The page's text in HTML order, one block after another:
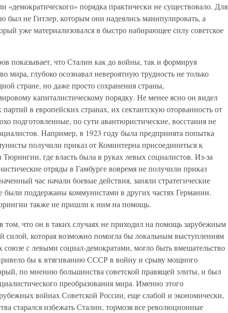
«демократического» порядка практически не существовало. Для
был не Гитлер, которым они надеялись манипулировать, а
уже материализовался в быстро набирающее силу советское
показывает, что Сталин как до войны, так и формируя
мира, глубоко осознавал невероятную трудность не только
стране, но даже просто сохранения страны,
капиталистическому порядку. Не менее ясно он видел
в европейских странах, их сектантскую оторванность от
подготовленные, по сути авантюристические, восстания не
Например, в 1923 году была предпринята попытка
получили приказ от Коминтерна присоединиться к
где власть была в руках левых социалистов. Из-за
отряды в Гамбурге вовремя не получили приказ
час начали боевые действия, заняли стратегические
были поддержаны коммунистами в других частях Германии.
также не пришли к ним на помощь.
том, что он в таких случаях не приходил на помощь зарубежным
силой, которая возможно помогла бы локальным выступлениям
с левыми социал-демократами, могло быть вмешательство
бы к втягиванию СССР в войну и срыву мощного
по мнению большинства советской правящей элиты, и был
преобразования мира. Именно этого
войнах Советской России, еще слабой и экономически,
старался избежать Сталин, тормозя все революционные